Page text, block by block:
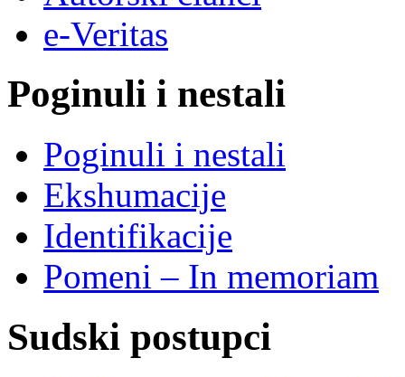
e-Veritas
Poginuli i nestali
Poginuli i nestali
Ekshumacije
Identifikacije
Pomeni – In memoriam
Sudski postupci